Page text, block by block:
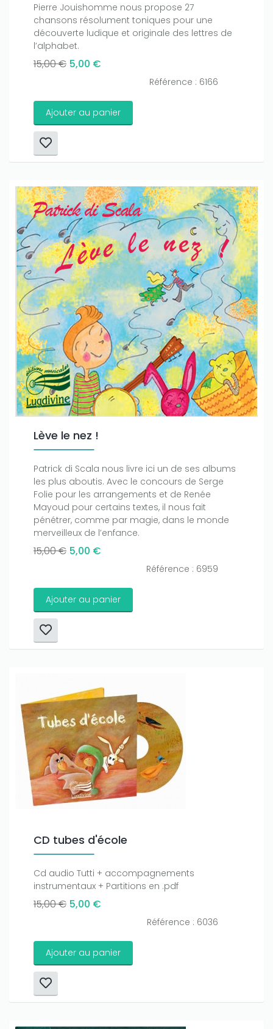
Pierre Jouishomme nous propose 27
chansons résolument toniques pour une
découverte ludique et originale des lettres de
l’alphabet.
15,00 € 5,00 €
Référence : 6166
Ajouter au panier
Lève le nez !
Patrick di Scala nous livre ici un de ses albums
les plus aboutis. Avec le concours de Serge
Folie pour les arrangements et de Renée
Mayoud pour certains textes, il nous fait
pénétrer, comme par magie, dans le monde
merveilleux de l’enfance.
15,00 € 5,00 €
Référence : 6959
Ajouter au panier
CD tubes d'école
Cd audio Tutti + accompagnements
instrumentaux + Partitions en .pdf
15,00 € 5,00 €
Référence : 6036
Ajouter au panier